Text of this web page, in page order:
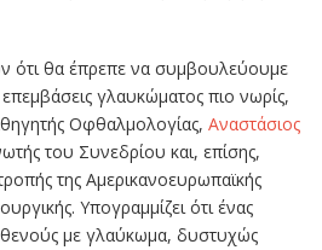
ότι θα έπρεπε να συμβουλεύουμε
γλαυκώματος πιο νωρίς,
Οφθαλμολογίας, Αναστάσιος
του Συνεδρίου και, επίσης,
της Αμερικανοευρωπαϊκής
Υπογραμμίζει ότι ένας
με γλαύκωμα, δυστυχώς